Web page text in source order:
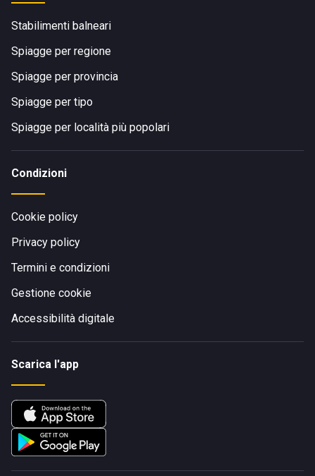
Stabilimenti balneari
Spiagge per regione
Spiagge per provincia
Spiagge per tipo
Spiagge per località più popolari
Condizioni
Cookie policy
Privacy policy
Termini e condizioni
Gestione cookie
Accessibilità digitale
Scarica l'app